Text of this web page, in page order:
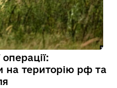
на територію рф та